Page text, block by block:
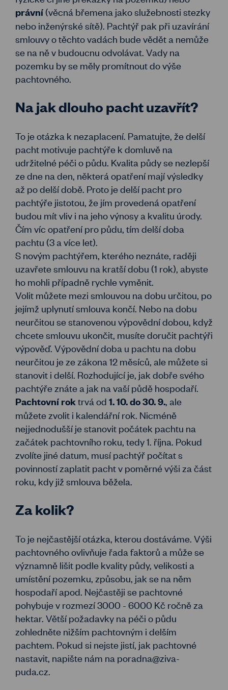
právní(věcná břemena jako služebnosti stezky
nebo inženýrské sítě). Pachtýř pak při uzavírání
smlouvy o těchto vadách bude vědět a nemůže
se na ně v budoucnu odvolávat. Vady na
pozemku by se měly promítnout do výše
pachtovného.
Na jak dlouho pacht uzavřít?
To je otázka k nezaplacení. Pamatujte, že delší
pacht motivuje pachtýře k domluvě na
udržitelné péči o půdu. Kvalita půdy se nezlepší
ze dne na den, některá opatření mají výsledky
až po delší době. Proto je delší pacht pro
pachtýře jistotou, že jím provedená opatření
budou mít vliv i na jeho výnosy a kvalitu úrody.
Čím víc opatření pro půdu, tím delší doba
pachtu (3 a více let).
S novým pachtýřem, kterého neznáte, raději
uzavřete smlouvu na kratší dobu (1 rok), abyste
ho mohli případně rychle vyměnit.
Volit můžete mezi smlouvou na dobu určitou, po
jejímž uplynutí smlouva končí. Nebo na dobu
neurčitou se stanovenou výpovědní dobou, když
chcete smlouvu ukončit, musíte doručit pachtýři
výpověď. Výpovědní doba u pachtu na dobu
neurčitou je ze zákona 12 měsíců, ale můžete si
stanovit i delší. Rozhodující je, jak dobře svého
pachtýře znáte a jak na vaší půdě hospodaří.
Pachtovní roktrvá od 1. 10. do 30. 9. , ale
můžete zvolit i kalendářní rok. Nicméně
nejjednodušší je stanovit počátek pachtu na
začátek pachtovního roku, tedy 1. října. Pokud
zvolíte jiné datum, musí pachtýř počítat s
povinností zaplatit pacht v poměrné výši za část
roku, kdy již smlouva běžela.
Za kolik?
To je nejčastější otázka, kterou dostáváme. Výši
pachtovného ovlivňuje řada faktorů a může se
významně lišit podle kvality půdy, velikosti a
umístění pozemku, způsobu, jak se na něm
hospodaří apod. Nejčastěji se pachtovné
pohybuje v rozmezí 3000 - 6000 Kč ročně za
hektar. Větší požadavky na péči o půdu
zohledněte nižším pachtovným i delším
pachtem. Pokud si nejste jistí, jak pachtovné
nastavit, napište nám na poradna@ziva-
puda.cz.